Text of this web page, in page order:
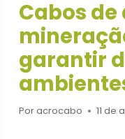
Cabos
garantir
Poracrocabo 11 de